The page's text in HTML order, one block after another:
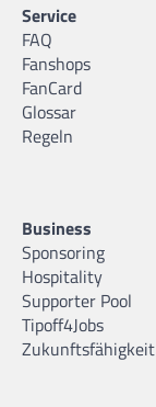
Service
FAQ
Fanshops
FanCard
Glossar
Regeln
Business
Sponsoring
Hospitality
Supporter Pool
Tipoff4Jobs
Zukunftsfähigkeit